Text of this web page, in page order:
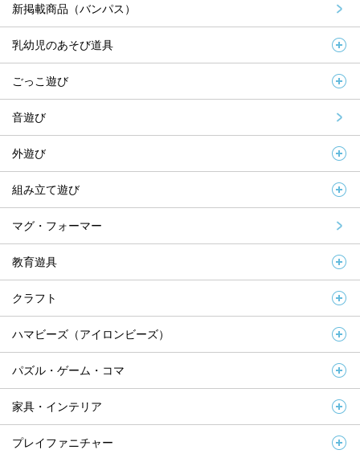
新掲載商品（バンパス）
乳幼児のあそび道具
ごっこ遊び
音遊び
外遊び
組み立て遊び
マグ・フォーマー
教育遊具
クラフト
ハマビーズ（アイロンビーズ）
パズル・ゲーム・コマ
家具・インテリア
プレイファニチャー